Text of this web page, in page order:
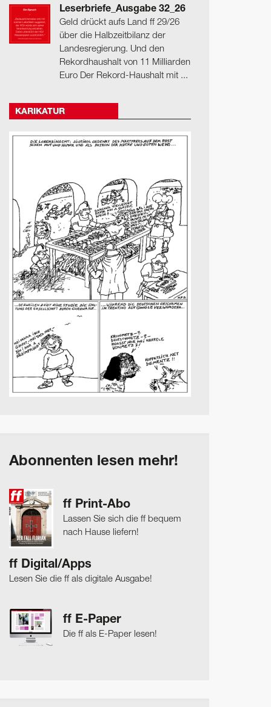
Leserbriefe_Ausgabe 32_26
Geld drückt aufs Land ff 29/26
über die Halbzeitbilanz der
Landesregierung. Und den
Rekordhaushalt von 11 Milliarden
Euro Der Rekord-Haushalt mit ...
KARIKATUR
Abonnenten lesen mehr!
ff Print-Abo
Lassen Sie sich die ff bequem
nach Hause liefern!
ff Digital/Apps
Lesen Sie die ff als digitale Ausgabe!
ff E-Paper
Die ff als E-Paper lesen!